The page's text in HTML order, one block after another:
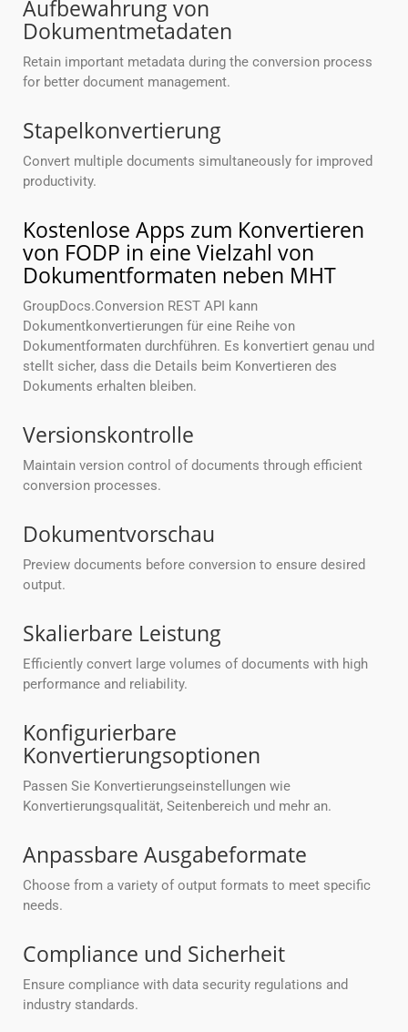
Aufbewahrung von
Dokumentmetadaten
Retain important metadata during the conversion process
for better document management.
Stapelkonvertierung
Convert multiple documents simultaneously for improved
productivity.
Kostenlose Apps zum Konvertieren
von FODP in eine Vielzahl von
Dokumentformaten neben MHT
GroupDocs.Conversion REST API kann
Dokumentkonvertierungen für eine Reihe von
Dokumentformaten durchführen. Es konvertiert genau und
stellt sicher, dass die Details beim Konvertieren des
Dokuments erhalten bleiben.
Versionskontrolle
Maintain version control of documents through efficient
conversion processes.
Dokumentvorschau
Preview documents before conversion to ensure desired
output.
Skalierbare Leistung
Efficiently convert large volumes of documents with high
performance and reliability.
Konfigurierbare
Konvertierungsoptionen
Passen Sie Konvertierungseinstellungen wie
Konvertierungsqualität, Seitenbereich und mehr an.
Anpassbare Ausgabeformate
Choose from a variety of output formats to meet specific
needs.
Compliance und Sicherheit
Ensure compliance with data security regulations and
industry standards.